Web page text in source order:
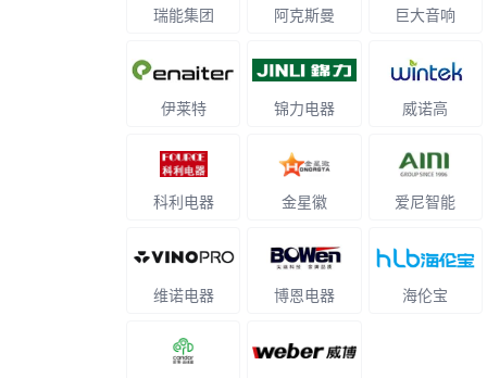
瑞能集团 阿克斯曼 巨大音响
伊莱特 锦力电器 威诺高
科利电器 金星徽 爱尼智能
维诺电器 博恩电器 海伦宝